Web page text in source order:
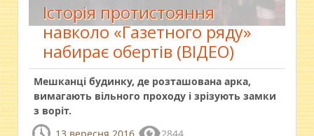
Історія протистояння
навколо «Газетного ряду»
набирає обертів (ВІДЕО)
Мешканці будинку, де розташована арка,
вимагають вільного проходу і зрізують замки
з воріт.